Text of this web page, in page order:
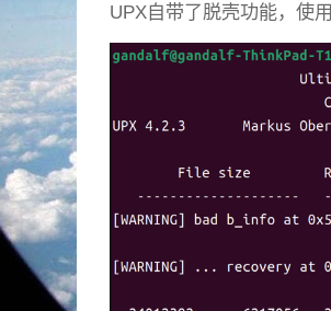
UPX自带了脱壳功能，使用